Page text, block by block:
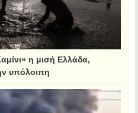
η μισή Ελλάδα,
υπόλοιπη